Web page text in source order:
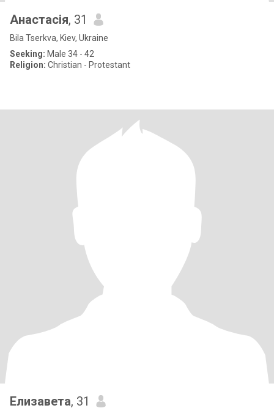
Анастасія, 31
Bila Tserkva, Kiev, Ukraine
Seeking: Male 34 - 42
Religion: Christian - Protestant
Елизавета, 31